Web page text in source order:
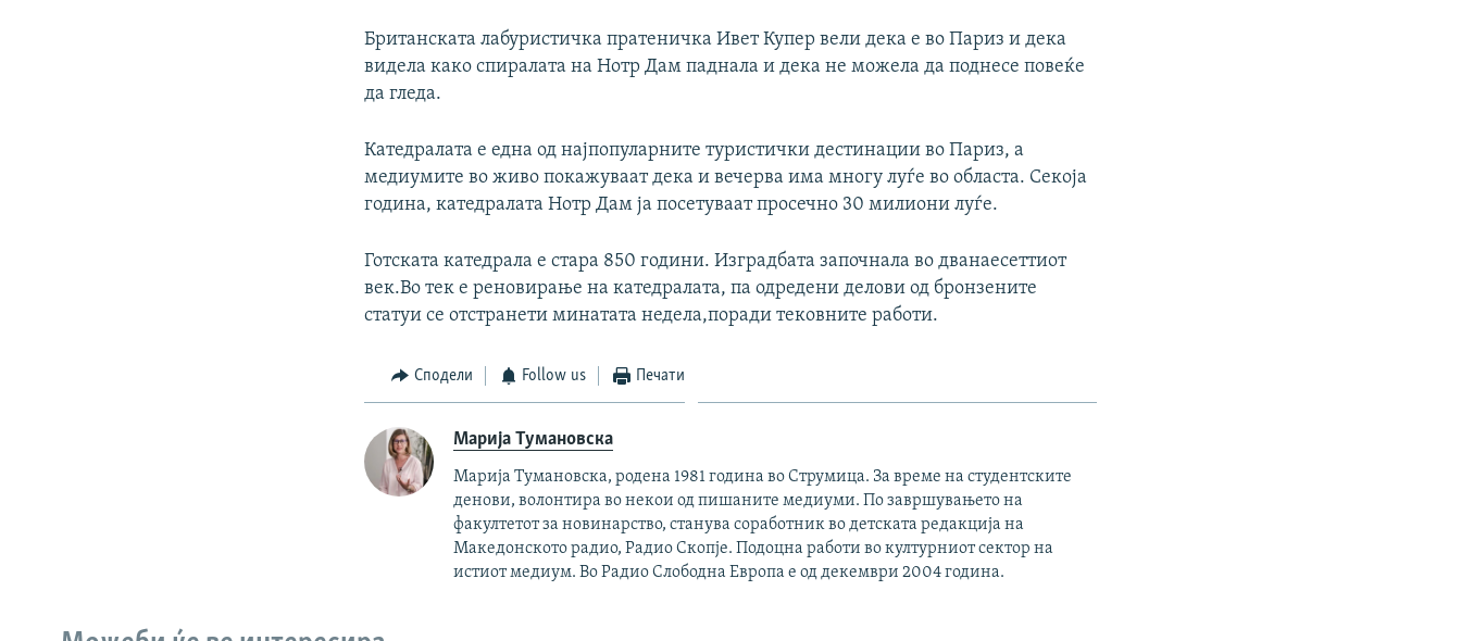
Британската лабуристичка пратеничка Ивет Купер вели дека е во Париз и дека
видела како спиралата на Нотр Дам паднала и дека не можела да поднесе повеќе
да гледа.
Катедралата е една од најпопуларните туристички дестинации во Париз, а
медиумите во живо покажуваат дека и вечерва има многу луѓе во областа. Секоја
година, катедралата Нотр Дам ја посетуваат просечно 30 милиони луѓе.
Готската катедрала е стара 850 години. Изградбата започнала во дванаесеттиот
век.Во тек е реновирање на катедралата, па одредени делови од бронзените
статуи се отстранети минатата недела,поради тековните работи.
Сподели Follow us Печати
Марија Тумановска
Марија Тумановска, родена 1981 година во Струмица. За време на студентските
денови, волонтира во некои од пишаните медиуми. По завршувањето на
факултетот за новинарство, станува соработник во детската редакција на
Македонското радио, Радио Скопје. Подоцна работи во културниот сектор на
истиот медиум. Во Радио Слободна Европа е од декември 2004 година.